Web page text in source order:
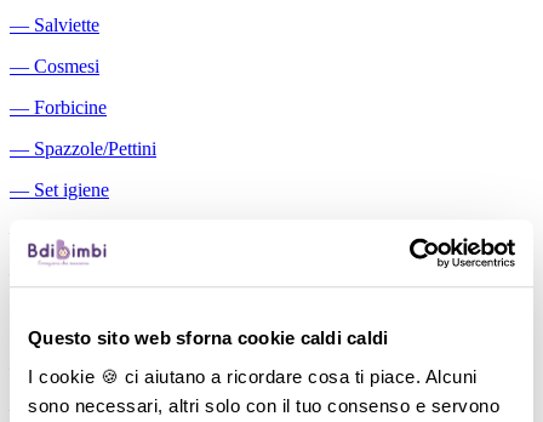
Questo sito web sforna cookie caldi caldi
I cookie 🍪 ci aiutano a ricordare cosa ti piace. Alcuni
sono necessari, altri solo con il tuo consenso e servono
― Salviette
― Cosmesi
― Forbicine
― Spazzole/Pettini
― Set igiene
Aspiratori nasali manuali
―
Cuscini allattamento
―Biberon